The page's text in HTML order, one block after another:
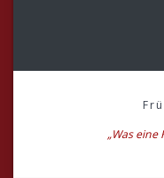
„Was eine